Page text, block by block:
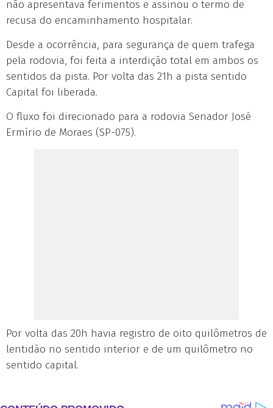
não apresentava ferimentos e assinou o termo de
recusa do encaminhamento hospitalar.
Desde a ocorrência, para segurança de quem trafega
pela rodovia, foi feita a interdição total em ambos os
sentidos da pista. Por volta das 21h a pista sentido
Capital foi liberada.
O fluxo foi direcionado para a rodovia Senador José
Ermírio de Moraes (SP-075).
Por volta das 20h havia registro de oito quilômetros de
lentidão no sentido interior e de um quilômetro no
sentido capital.